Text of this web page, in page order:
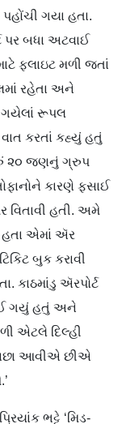
ગયા હતા.
પર બધા અટવાઈ
ફ્લાઇટ મળી જતાં
રહેતા અને
ગયેલાં રૂપલ
વાત કરતાં કહ્યું હતું
૨૦ જણનું ગ્રુપ
કારણે ફસાઈ
વિતાવી હતી. અમે
હતા એમાં ઍર
બુક કરાવી
કાઠમાંડુ ઍરપોર્ટ
થઈ ગયું હતું અને
એટલે દિલ્હી
આવીએ છીએ
ભટ્ટે ‘મિડ-